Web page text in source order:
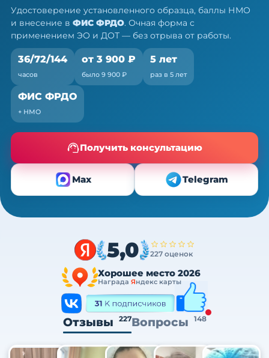
работы
Удостоверение установленного образца, баллы НМО
и внесение в ФИС ФРДО. Очная форма с
применением ЭО и ДОТ — без отрыва от работы.
36/72/144
часов
от 3 900 ₽
было 9 900 ₽
5 лет
раз в 5 лет
ФИС ФРДО
+ НМО
Получить консультацию
Max Telegram
5,0 227 оценок
Хорошее место 2026
Награда Яндекс карты
Отзывы 227Вопросы 148